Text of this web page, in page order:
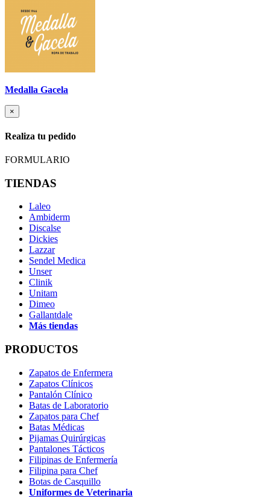
Medalla Gacela
×
Realiza tu pedido
FORMULARIO
TIENDAS
Laleo
Ambiderm
Discalse
Dickies
Lazzar
Sendel Medica
Unser
Clinik
Unitam
Dimeo
Gallantdale
Más tiendas
PRODUCTOS
Zapatos de Enfermera
Zapatos Clínicos
Pantalón Clínico
Batas de Laboratorio
Zapatos para Chef
Batas Médicas
Pijamas Quirúrgicas
Pantalones Tácticos
Filipinas de Enfermería
Filipina para Chef
Botas de Casquillo
Uniformes de Veterinaria